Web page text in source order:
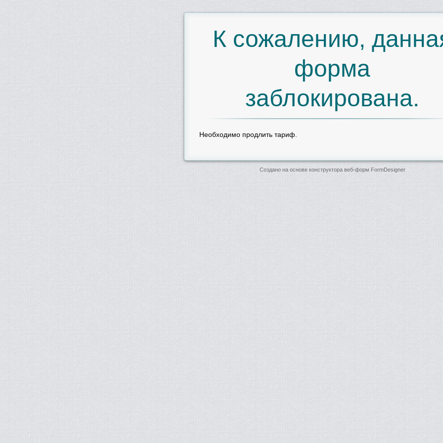
К сожалению,
форма
заблокирована.
Необходимо продлить тариф.
Создано на основе конструктора веб-форм FormDesigner